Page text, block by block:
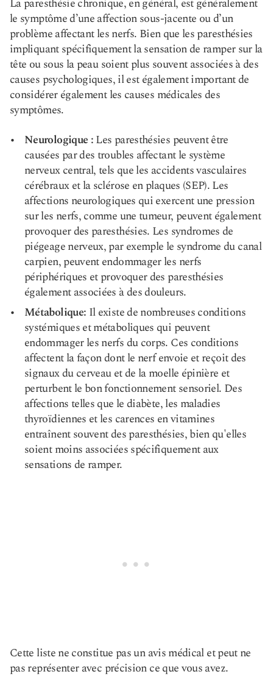
La paresthésie chronique, en général, est généralement
le symptôme d’une affection sous-jacente ou d’un
problème affectant les nerfs. Bien que les paresthésies
impliquant spécifiquement la sensation de ramper sur la
tête ou sous la peau soient plus souvent associées à des
causes psychologiques, il est également important de
considérer également les causes médicales des
symptômes.
Neurologique :Les paresthésies peuvent être
causées par des troubles affectant le système
nerveux central, tels que les accidents vasculaires
cérébraux et la sclérose en plaques (SEP). Les
affections neurologiques qui exercent une pression
sur les nerfs, comme une tumeur, peuvent également
provoquer des paresthésies. Les syndromes de
piégeage nerveux, par exemple le syndrome du canal
carpien, peuvent endommager les nerfs
périphériques et provoquer des paresthésies
également associées à des douleurs.
Métabolique: Il existe de nombreuses conditions
systémiques et métaboliques qui peuvent
endommager les nerfs du corps. Ces conditions
affectent la façon dont le nerf envoie et reçoit des
signaux du cerveau et de la moelle épinière et
perturbent le bon fonctionnement sensoriel. Des
affections telles que le diabète, les maladies
thyroïdiennes et les carences en vitamines
entraînent souvent des paresthésies, bien qu'elles
soient moins associées spécifiquement aux
sensations de ramper.
Cette liste ne constitue pas un avis médical et peut ne
pas représenter avec précision ce que vous avez.